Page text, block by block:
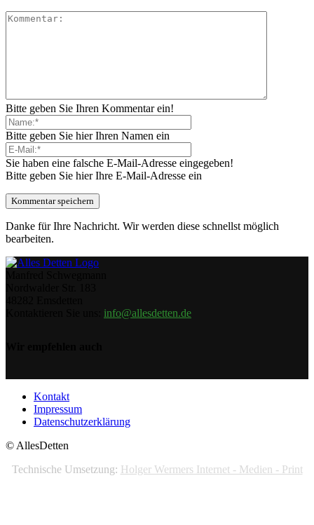
Bitte geben Sie Ihren Kommentar ein!
Bitte geben Sie hier Ihren Namen ein
Sie haben eine falsche E-Mail-Adresse eingegeben!
Bitte geben Sie hier Ihre E-Mail-Adresse ein
Danke für Ihre Nachricht. Wir werden diese schnellst möglich
bearbeiten.
info@allesdetten.de
Kontakt
Impressum
Datenschutzerklärung
© AllesDetten
Technische Umsetzung: Holger Wermers Internet - Medien - Print